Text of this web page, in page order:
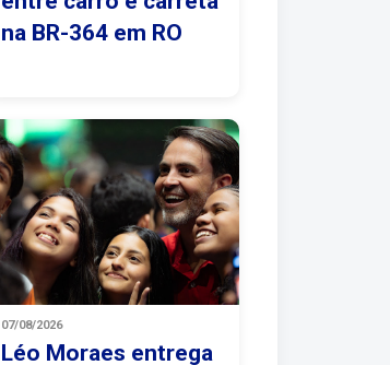
na BR-364 em RO
07/08/2026
Léo Moraes entrega